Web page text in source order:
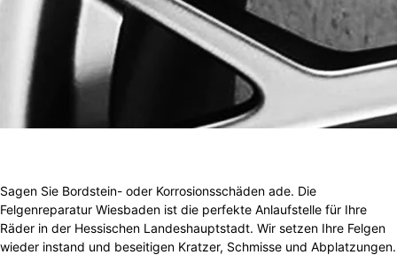
Sagen Sie Bordstein- oder Korrosionsschäden ade. Die
Felgenreparatur Wiesbaden ist die perfekte Anlaufstelle für Ihre
Räder in der Hessischen Landeshauptstadt. Wir setzen Ihre Felgen
wieder instand und beseitigen Kratzer, Schmisse und Abplatzungen.